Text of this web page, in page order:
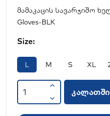
მამაკაცის სავარჯიშო
Gloves-BLK
Size:
L M S XL